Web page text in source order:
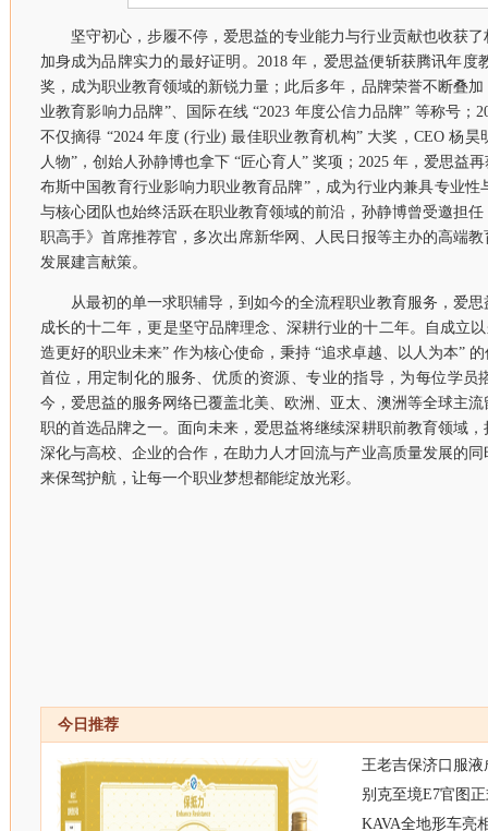
坚守初心，步履不停，爱思益的专业能力与行业贡献也收获
加身成为品牌实力的最好证明。2018 年，爱思益便斩获腾讯年度
奖，成为职业教育领域的新锐力量；此后多年，品牌荣誉不断叠加
业教育影响力品牌”、国际在线 “2023 年度公信力品牌” 等称号；
不仅摘得 “2024 年度 (行业) 最佳职业教育机构” 大奖，CEO 杨昊
人物”，创始人孙静博也拿下 “匠心育人” 奖项；2025 年，爱思益
布斯中国教育行业影响力职业教育品牌”，成为行业内兼具专业
与核心团队也始终活跃在职业教育领域的前沿，孙静博曾受邀担
职高手》首席推荐官，多次出席新华网、人民日报等主办的高端
发展建言献策。
从最初的单一求职辅导，到如今的全流程职业教育服务，爱
成长的十二年，更是坚守品牌理念、深耕行业的十二年。自成立
造更好的职业未来” 作为核心使命，秉持 “追求卓越、以人为本”
首位，用定制化的服务、优质的资源、专业的指导，为每位学员
今，爱思益的服务网络已覆盖北美、欧洲、亚太、澳洲等全球主
职的首选品牌之一。面向未来，爱思益将继续深耕职前教育领域
深化与高校、企业的合作，在助力人才回流与产业高质量发展的
来保驾护航，让每一个职业梦想都能绽放光彩。
今日推荐
王老吉保济口服液
别克至境E7官图
KAVA全地形车亮